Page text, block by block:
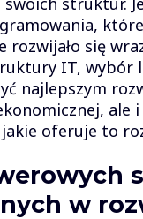
rozwijało się
IT, wybór
najlepszym
ale
oferuje to
w